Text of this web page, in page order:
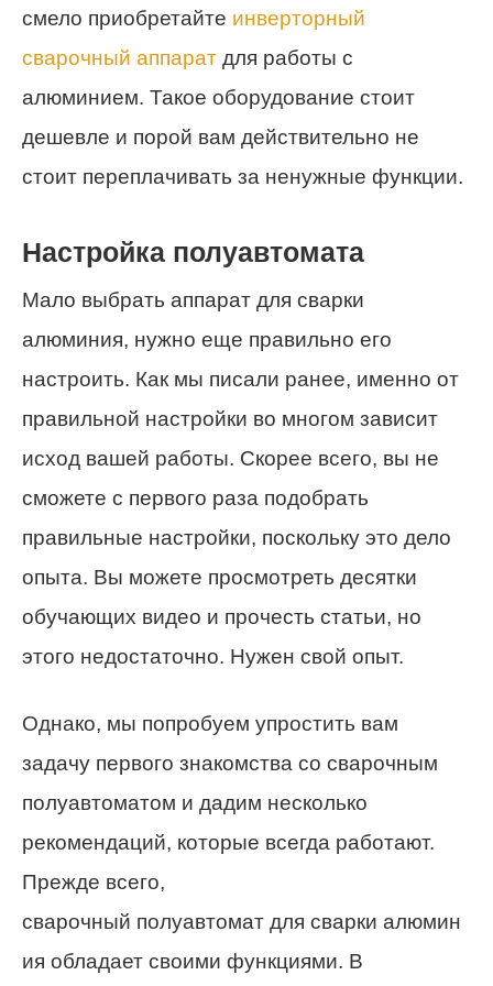
смело приобретайте инверторный
сварочный аппарат для работы с
алюминием. Такое оборудование стоит
дешевле и порой вам действительно не
стоит переплачивать за ненужные функции.
Настройка полуавтомата
Мало выбрать аппарат для сварки
алюминия, нужно еще правильно его
настроить. Как мы писали ранее, именно от
правильной настройки во многом зависит
исход вашей работы. Скорее всего, вы не
сможете с первого раза подобрать
правильные настройки, поскольку это дело
опыта. Вы можете просмотреть десятки
обучающих видео и прочесть статьи, но
этого недостаточно. Нужен свой опыт.
Однако, мы попробуем упростить вам
задачу первого знакомства со сварочным
полуавтоматом и дадим несколько
рекомендаций, которые всегда работают.
Прежде всего,
сварочный полуавтомат для сварки алюмин
ия обладает своими функциями. В